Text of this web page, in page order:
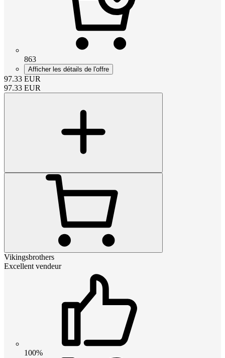
863
Afficher les détails de l'offre
97.33 EUR
97.33 EUR
Vikingsbrothers
Excellent vendeur
100%